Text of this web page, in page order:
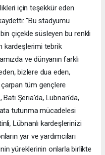
için teşekkür eden
"Bu stadyumu
çiçekle süsleyen bu renkli
kardeşlerimi tebrik
ve dünyanın farklı
bizlere dua eden,
tüm gençlere
Şeria'da, Lübnan'da,
tutunma mücadelesi
Lübnanlı kardeşlerinizi
yar ve yardımcıları
yüreklerinin onlarla birlikte